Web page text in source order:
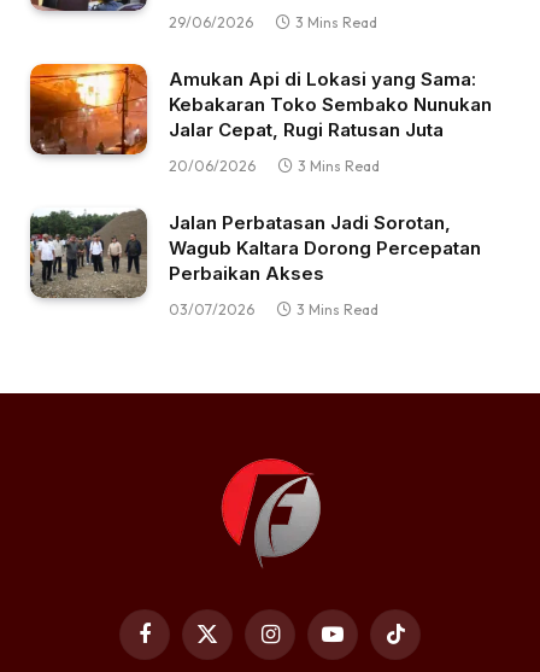
29/06/2026 3 Mins Read
Amukan Api di Lokasi yang Sama:
Kebakaran Toko Sembako Nunukan
Jalar Cepat, Rugi Ratusan Juta
20/06/2026 3 Mins Read
Jalan Perbatasan Jadi Sorotan,
Wagub Kaltara Dorong Percepatan
Perbaikan Akses
03/07/2026 3 Mins Read
Facebook
X
InstagramYouTubeTikTok